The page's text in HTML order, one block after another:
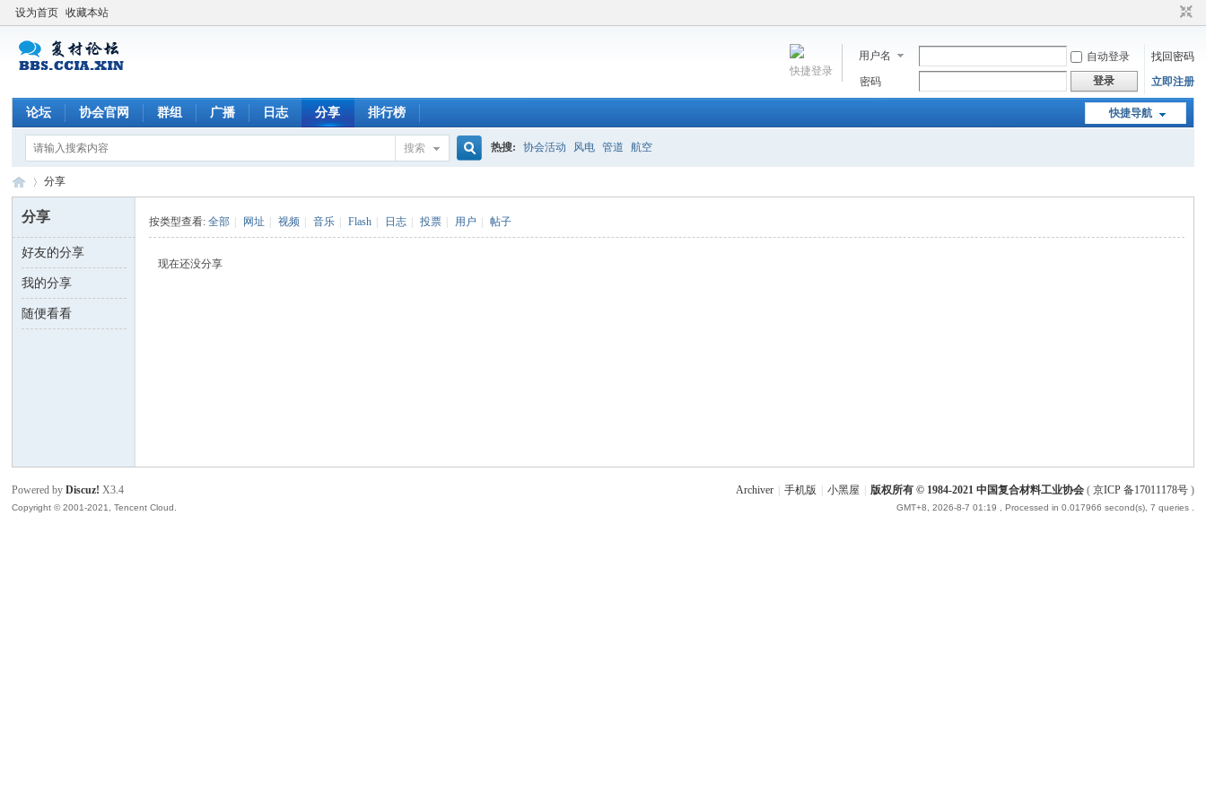
设为首页 收藏本站
用户名 自动登录
找回密码
密码
登录 立即注册
快捷登录
快捷导航
论坛 协会官网 群组 广播 日志 分享 排行榜
搜索 热搜: 协会活动 风电 管道 航空
中 ›
分享
分享
好友的分享
我的分享
随便看看
按类型查看:全部 网址 视频 音乐 Flash 日志 投票 用户 帖子
现在还没分享
Archiver 手机版 小黑屋 版权所有 © 1984-2021 中国复合材料工业协会( 京ICP 备17011178号)
GMT+8, 2026-8-7 01:19 , Processed in 0.017966 second(s), 7 queries .
Powered byDiscuz! X3.4
Copyright © 2001-2021, Tencent Cloud.